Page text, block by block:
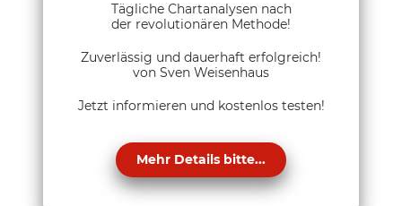
Tägliche Chartanalysen nach
der revolutionären Methode!
Zuverlässig und dauerhaft erfolgreich!
von Sven Weisenhaus
Jetzt informieren und kostenlos testen!
Mehr Details bitte...